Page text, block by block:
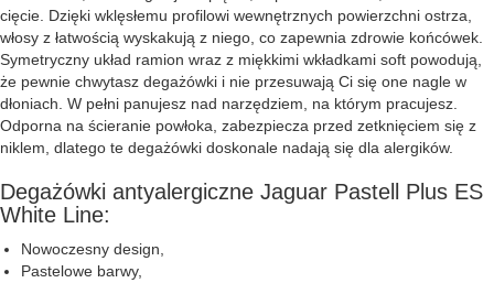
cięcie. Dzięki wklęsłemu profilowi wewnętrznych powierzchni ostrza,
włosy z łatwością wyskakują z niego, co zapewnia zdrowie końcówek.
Symetryczny układ ramion wraz z miękkimi wkładkami soft powodują,
że pewnie chwytasz degażówki i nie przesuwają Ci się one nagle w
dłoniach. W pełni panujesz nad narzędziem, na którym pracujesz.
Odporna na ścieranie powłoka, zabezpiecza przed zetknięciem się z
niklem, dlatego te degażówki doskonale nadają się dla alergików.
Degażówki antyalergiczne Jaguar Pastell Plus ES
White Line:
Nowoczesny design,
Pastelowe barwy,